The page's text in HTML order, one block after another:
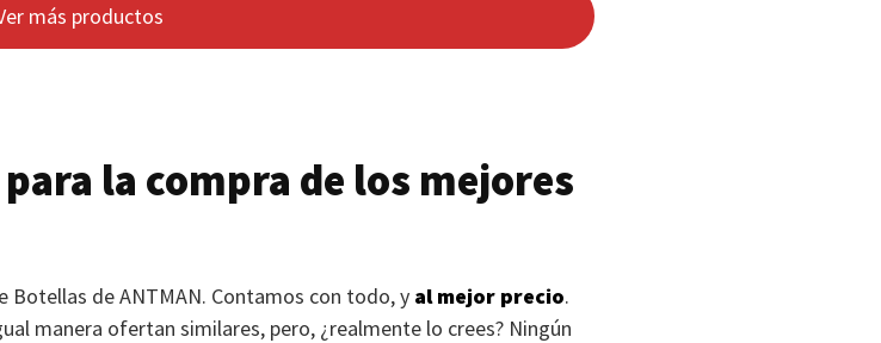
más productos
la compra de los mejores
Botellas deANTMAN. Contamos con todo, y al mejor precio.
manera ofertan similares, pero, ¿realmente lo crees? Ningún